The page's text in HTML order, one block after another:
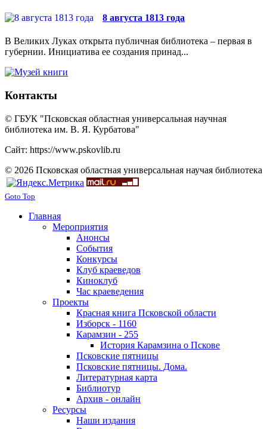
8 августа 1813 года
В Великих Луках открыта публичная библиотека – первая в
губернии. Инициатива ее создания принад...
Контакты
© ГБУК "Псковская областная универсальная научная
библиотека им. В. Я. Курбатова"
Сайт: https://www.pskovlib.ru
© 2026 Псковская областная универсальная научая библиотека
Goto Top
Главная
Мероприятия
Анонсы
События
Конкурсы
Клуб краеведов
Киноклуб
Час краеведения
Проекты
Красная книга Псковской области
Изборск - 1160
Карамзин - 255
История Карамзина о Пскове
Псковские пятницы
Псковские пятницы. Дома.
Литературная карта
Библиотур
Архив - онлайн
Ресурсы
Наши издания